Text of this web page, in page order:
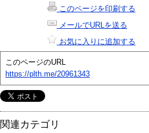
このページを印刷する
メールでURLを送る
お気に入りに追加する
このページのURL
https://plth.me/20961343
関連カテゴリ